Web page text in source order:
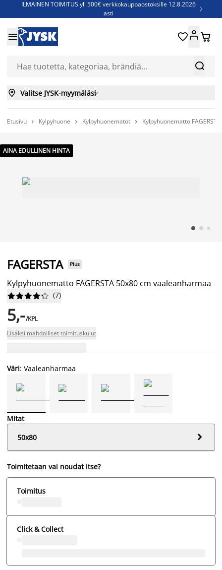
ILMAINEN TOIMITUS yli 500€ verkkokauppaostoksille 12.8.2026
asti

Jenkkisänkyjä - Säästä jopa 60%


 
 Valitse JYSK-myymäläsi
Etusivu  Kylpyhuone  Kylpyhuonematot  Kylpyhuonematto
AINA EDULLINEN HINTA
FAGERSTA Plus
Kylpyhuonematto FAGERSTA 50x80 cm vaaleanharmaa





 (7)
5,-/KPL
Lisäksi mahdolliset toimituskulut
Väri: Vaaleanharmaa
Mitat
50x80

Toimitetaan vai noudat itse?
Toimitus
Click & Collect